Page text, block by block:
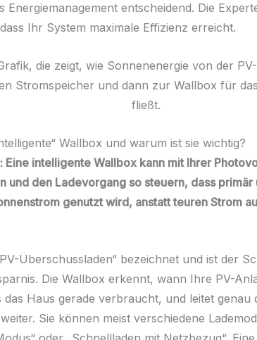
Energiemanagement entscheidend. Die
Ihr System maximale Effizienz erreicht.
Wallbox und warum ist sie wichtig?
Eine intelligente Wallbox kann mit Ihrer
und den Ladevorgang so steuern, dass primär
genutzt wird, anstatt teuren Strom
Überschussladen“ bezeichnet und ist der
Die Wallbox erkennt, wann Ihre PV-
Haus gerade verbraucht, und leitet genau
Sie können meist verschiedene